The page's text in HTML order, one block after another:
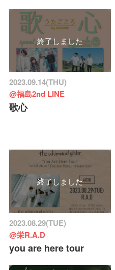
終了しました
2023.09.14(THU)
@福島2nd LINE
歌心
終了しました
2023.08.29(TUE)
@栄R.A.D
you are here tour